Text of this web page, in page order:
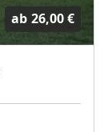
ab 26,00 €